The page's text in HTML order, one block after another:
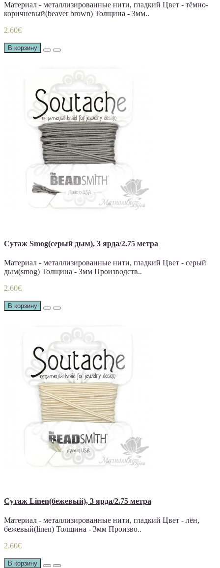
Материал - металлизированные нити, гладкий Цвет - тёмно-
коричневый(beaver brown) Толщина - 3мм..
2.60€
В корзину
Сутаж Smog(серый дым), 3 ярда/2.75 метра
Материал - металлизированные нити, гладкий Цвет - серый
дым(smog) Толщина - 3мм Производств..
2.60€
В корзину
Сутаж Linen(бежевый), 3 ярда/2.75 метра
Материал - металлизированные нити, гладкий Цвет - лён,
бежевый(linen) Толщина - 3мм Произво..
2.60€
В корзину